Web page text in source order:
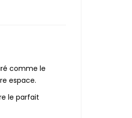
comme le
espace.
le parfait